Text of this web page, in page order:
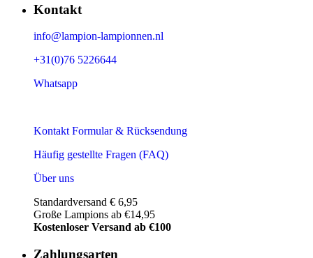
Kontakt
info@lampion-lampionnen.nl
+31(0)76 5226644
Whatsapp
Kontakt Formular & Rücksendung
Häufig gestellte Fragen (FAQ)
Über uns
Standardversand € 6,95
Große Lampions ab €14,95
Kostenloser Versand ab €100
Zahlungsarten